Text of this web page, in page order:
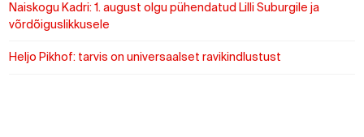
Naiskogu Kadri: 1. august olgu pühendatud Lilli Suburgile ja
võrdõiguslikkusele
Heljo Pikhof: tarvis on universaalset ravikindlustust